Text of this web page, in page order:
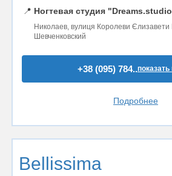
📍 Ногтевая студия
Николаев, вулиця Королеви Єлизавети
Шевченковский
+38 (095) 784..
Подробнее
Bellissima